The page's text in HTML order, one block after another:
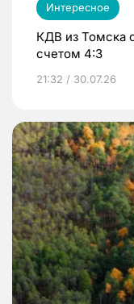
Интересное
КДВ из Томска
счетом 4:3
21:32 / 30.07.26